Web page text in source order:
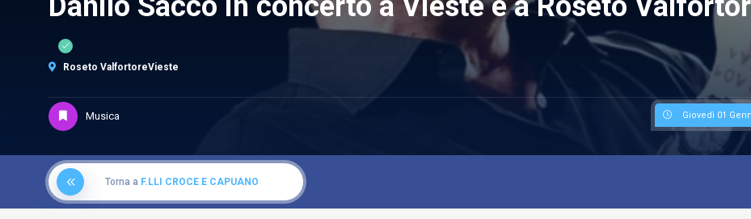
Roseto ValfortoreVieste
Musica Giovedì 01
Torna a F.LLI CROCE E CAPUANO